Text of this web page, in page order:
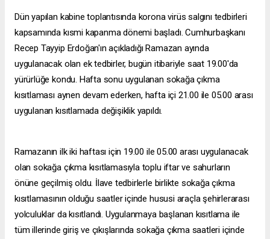
Dün yapılan kabine toplantısında korona virüs salgını tedbirleri
kapsamında kısmi kapanma dönemi başladı. Cumhurbaşkanı
Recep Tayyip Erdoğan'ın açıkladığı Ramazan ayında
uygulanacak olan ek tedbirler, bugün itibariyle saat 19.00'da
yürürlüğe kondu. Hafta sonu uygulanan sokağa çıkma
kısıtlaması aynen devam ederken, hafta içi 21.00 ile 05.00 arası
uygulanan kısıtlamada değişiklik yapıldı.
Ramazanın ilk iki haftası için 19.00 ile 05.00 arası uygulanacak
olan sokağa çıkma kısıtlamasıyla toplu iftar ve sahurların
önüne geçilmiş oldu. İlave tedbirlerle birlikte sokağa çıkma
kısıtlamasının olduğu saatler içinde hususi araçla şehirlerarası
yolculuklar da kısıtlandı. Uygulanmaya başlanan kısıtlama ile
tüm illerinde giriş ve çıkışlarında sokağa çıkma saatleri içinde